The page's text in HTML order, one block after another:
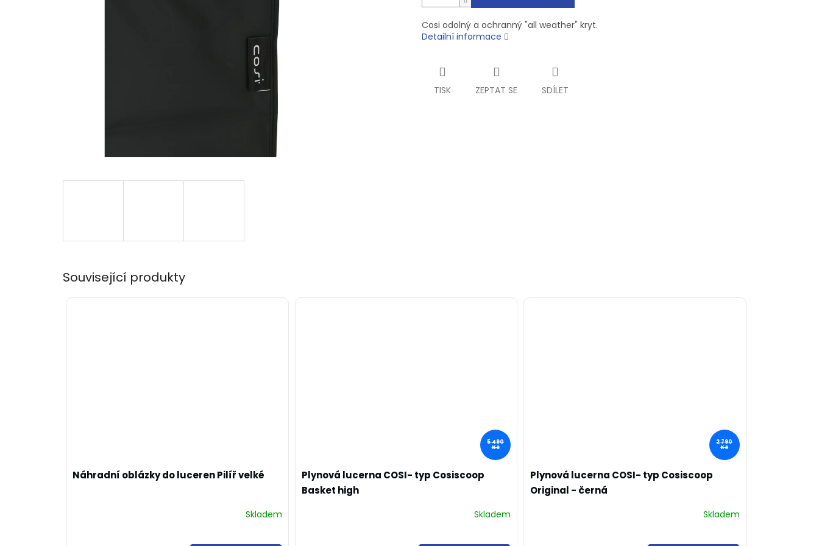
Cosi odolný a ochranný "all weather" kryt.
Detailní informace
TISK ZEPTAT SE SDÍLET
Související produkty
Náhradní oblázky do luceren Pilíř velké
Skladem
5 490
Kč
Plynová lucerna COSI- typ Cosiscoop
Basket high
Skladem
2 790
Kč
Plynová lucerna COSI- typ Cosiscoop
Original - černá
Skladem